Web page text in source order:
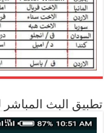
تطبيق البث